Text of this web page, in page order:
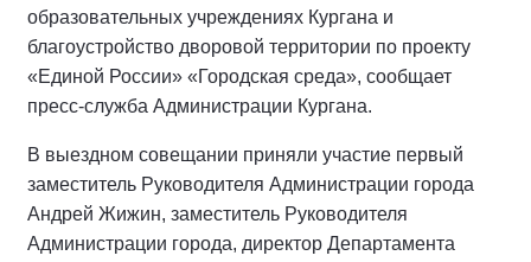
образовательных учреждениях Кургана и
благоустройство дворовой территории по проекту
«Единой России» «Городская среда», сообщает
пресс-служба Администрации Кургана.
В выездном совещании приняли участие первый
заместитель Руководителя Администрации города
Андрей Жижин, заместитель Руководителя
Администрации города, директор Департамента